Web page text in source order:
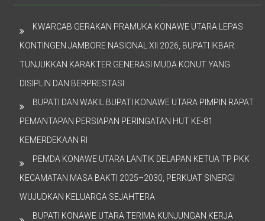
KWARCAB GERAKAN PRAMUKA KONAWE UTARA LEPAS
KONTINGEN JAMBORE NASIONAL XII 2026, BUPATI IKBAR:
TUNJUKKAN KARAKTER GENERASI MUDA KONUT YANG
DISIPLIN DAN BERPRESTASI
BUPATI DAN WAKIL BUPATI KONAWE UTARA PIMPIN RAPAT
PEMANTAPAN PERSIAPAN PERINGATAN HUT KE-81
KEMERDEKAAN RI
PEMDA KONAWE UTARA LANTIK DELAPAN KETUA TP PKK
KECAMATAN MASA BAKTI 2025–2030, PERKUAT SINERGI
WUJUDKAN KELUARGA SEJAHTERA
BUPATI KONAWE UTARA TERIMA KUNJUNGAN KERJA